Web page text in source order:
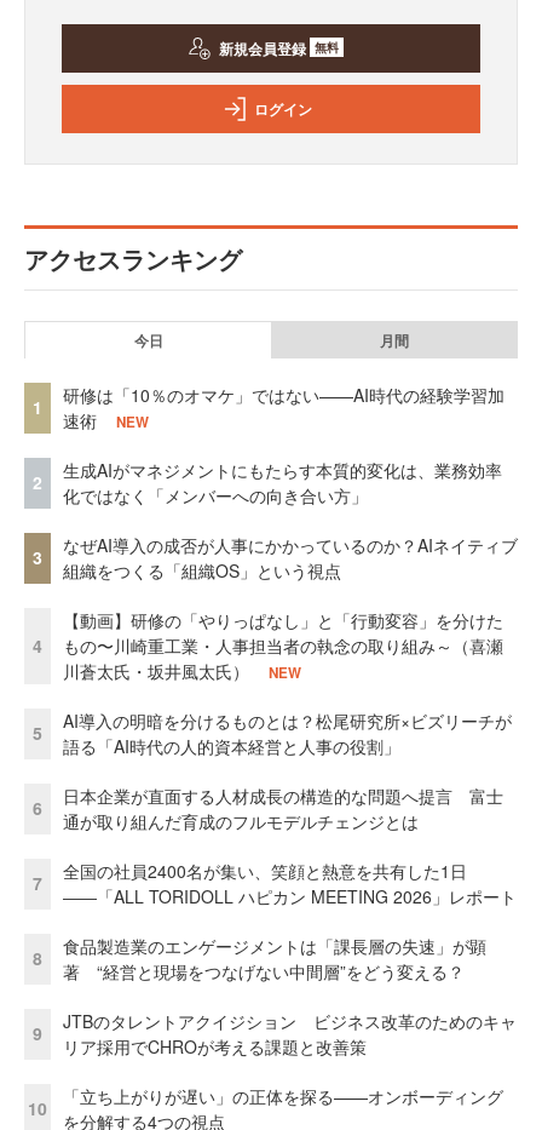
新規会員登録 無料
ログイン
アクセスランキング
今日 月間
1
研修は「10％のオマケ」ではない——AI時代の経験学習加
速術
NEW
2
生成AIがマネジメントにもたらす本質的変化は、業務効率
化ではなく「メンバーへの向き合い方」
3
なぜAI導入の成否が人事にかかっているのか？AIネイティブ
組織をつくる「組織OS」という視点
4
【動画】研修の「やりっぱなし」と「行動変容」を分けた
もの〜川崎重工業・人事担当者の執念の取り組み～（喜瀬
川蒼太氏・坂井風太氏）
NEW
5
AI導入の明暗を分けるものとは？松尾研究所×ビズリーチが
語る「AI時代の人的資本経営と人事の役割」
6
日本企業が直面する人材成長の構造的な問題へ提言 富士
通が取り組んだ育成のフルモデルチェンジとは
7
全国の社員2400名が集い、笑顔と熱意を共有した1日
――「ALL TORIDOLL ハピカン MEETING 2026」レポート
8
食品製造業のエンゲージメントは「課長層の失速」が顕
著 “経営と現場をつなげない中間層”をどう変える？
9
JTBのタレントアクイジション ビジネス改革のためのキャ
リア採用でCHROが考える課題と改善策
10
「立ち上がりが遅い」の正体を探る——オンボーディング
を分解する4つの視点